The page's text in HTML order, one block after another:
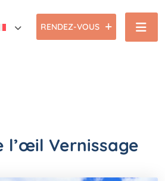
RENDEZ-VOUS
l’œil Vernissage